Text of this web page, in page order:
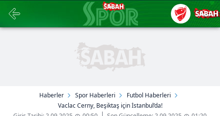
Haberler Spor Haberleri
Futbol Haberleri
Vaclac Cerny, Beşiktaş için İstanbul’da!